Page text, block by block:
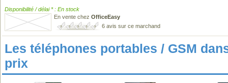
Disponibilité / délai * : En stock
En vente chez OfficeEasy
6 avis sur ce marchand
Les téléphones portables / GSM
prix